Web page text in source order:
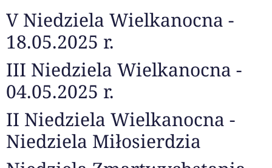
V Niedziela Wielkanocna -
18.05.2025 r.
III Niedziela Wielkanocna -
04.05.2025 r.
II Niedziela Wielkanocna -
Niedziela Miłosierdzia